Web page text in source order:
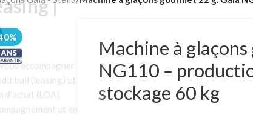
| Leasing |
LOA
de vous accompagner
le crédit bail (leasing) et
option d’achat (LOA).
cet accompagnement et en
Machine à
NG110 –
stockage 60 kg